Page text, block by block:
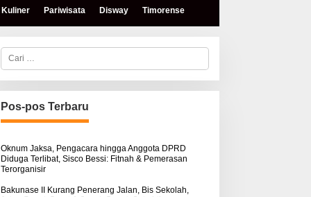
Kuliner Pariwisata Disway Timorense
Mokris Lay Salurkan
Warga Airnona
Hukum Kasus Sebastian
Bokol Sarat Rekayasa
C
r
i
u
n
u
:
Pos-pos Terbaru
Oknum Jaksa, Pengacara hingga Anggota DPRD
Diduga Terlibat, Sisco Bessi: Fitnah & Pemerasan
Terorganisir
Bakunase II Kurang Penerang Jalan, Bis Sekolah,